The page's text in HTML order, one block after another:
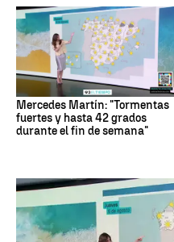
Mercedes Martín: "Tormentas
fuertes y hasta 42 grados
durante el fin de semana"